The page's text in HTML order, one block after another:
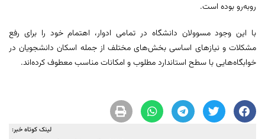
روبه‌رو بوده است.
با این وجود مسوولان دانشگاه در تمامی ادوار، اهتمام خود را برای رفع
مشکلات و نیازهای اساسی بخش‌های مختلف از جمله اسکان دانشجویان در
خوابگاه‌­هایی با سطح استاندارد مطلوب و امکانات مناسب معطوف کرده‌اند.
لینک کوتاه خبر: